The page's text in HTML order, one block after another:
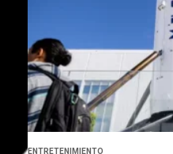
ENTRETENIMIENTO